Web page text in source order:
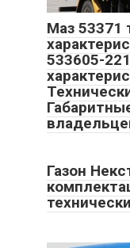
Маз 53371
533605-
Газон